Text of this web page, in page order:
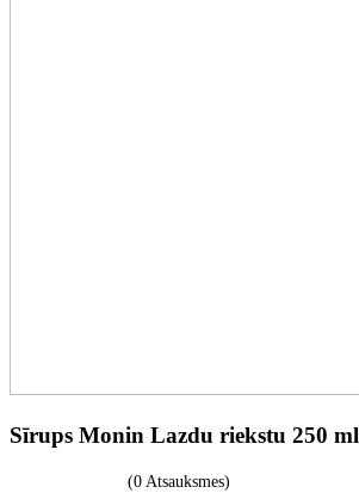
Sīrups Monin Lazdu riekstu 250 ml
(0 Atsauksmes)